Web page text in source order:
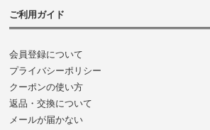
ご利用ガイド
会員登録について
プライバシーポリシー
クーポンの使い方
返品・交換について
メールが届かない